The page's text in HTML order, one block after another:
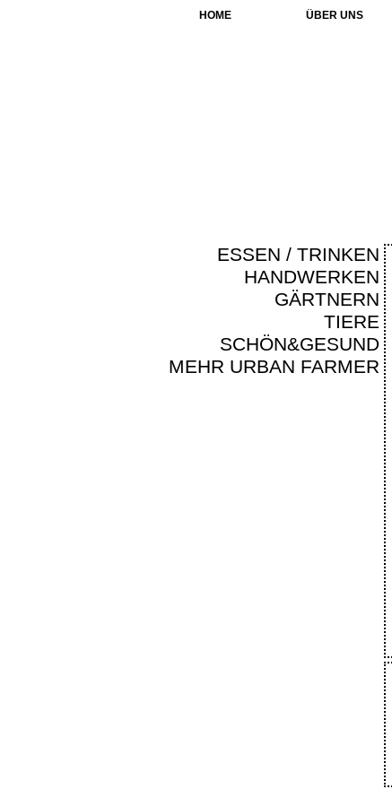
HOME ÜBER UNS
ESSEN / TRINKEN
HANDWERKEN
GÄRTNERN
TIERE
SCHÖN&GESUND
MEHR URBAN FARMER